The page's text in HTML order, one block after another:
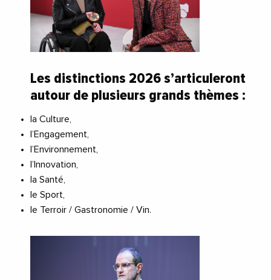
Les distinctions 2026 s’articuleront
autour de plusieurs grands thèmes :
la Culture,
l’Engagement,
l’Environnement,
l’Innovation,
la Santé,
le Sport,
le Terroir / Gastronomie / Vin.